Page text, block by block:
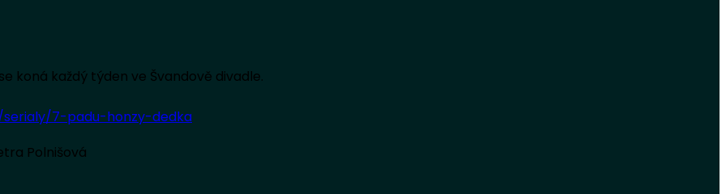
koná každý týden ve Švandově divadle.
7-padu-honzy-dedka
Polnišová